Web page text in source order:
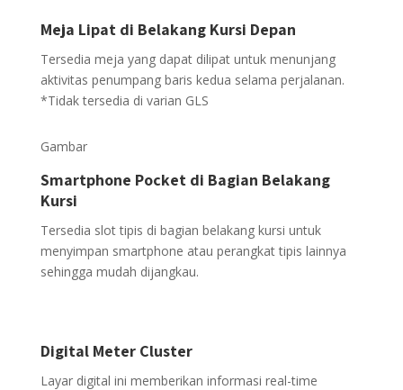
Meja Lipat di Belakang Kursi Depan
Tersedia meja yang dapat dilipat untuk menunjang
aktivitas penumpang baris kedua selama perjalanan.
*Tidak tersedia di varian GLS
Gambar
Smartphone Pocket di Bagian Belakang
Kursi
Tersedia slot tipis di bagian belakang kursi untuk
menyimpan smartphone atau perangkat tipis lainnya
sehingga mudah dijangkau.
Digital Meter Cluster
Layar digital ini memberikan informasi real-time